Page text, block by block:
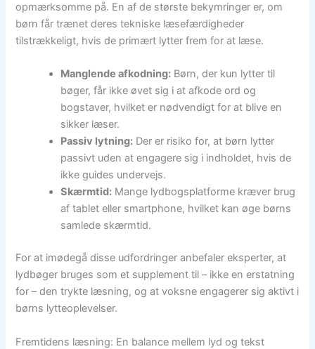
opmærksomme på. En af de største bekymringer er, om
børn får trænet deres tekniske læsefærdigheder
tilstrækkeligt, hvis de primært lytter frem for at læse.
Manglende afkodning: Børn, der kun lytter til
bøger, får ikke øvet sig i at afkode ord og
bogstaver, hvilket er nødvendigt for at blive en
sikker læser.
Passiv lytning: Der er risiko for, at børn lytter
passivt uden at engagere sig i indholdet, hvis de
ikke guides undervejs.
Skærmtid: Mange lydbogsplatforme kræver brug
af tablet eller smartphone, hvilket kan øge børns
samlede skærmtid.
For at imødegå disse udfordringer anbefaler eksperter, at
lydbøger bruges som et supplement til – ikke en erstatning
for – den trykte læsning, og at voksne engagerer sig aktivt i
børns lytteoplevelser.
Fremtidens læsning: En balance mellem lyd og tekst